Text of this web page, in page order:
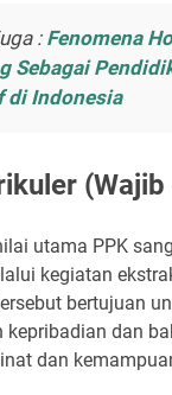
:Fenomena
Sebagai
di Indonesia
(Wajib
utama PPK
kegiatan
bertujuan
kepribadian dan
dan